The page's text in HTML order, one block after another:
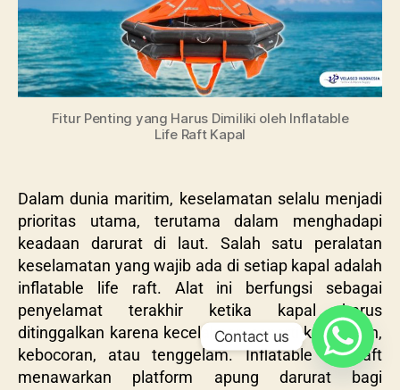
Fitur Penting yang Harus Dimiliki oleh Inflatable
Life Raft Kapal
Dalam dunia maritim, keselamatan selalu menjadi
prioritas utama, terutama dalam menghadapi
keadaan darurat di laut. Salah satu peralatan
keselamatan yang wajib ada di setiap kapal adalah
inflatable life raft. Alat ini berfungsi sebagai
penyelamat terakhir ketika kapal harus
ditinggalkan karena kecelakaan seperti kebakaran,
kebocoran, atau tenggelam. Inflatable life raft
menawarkan platform apung darurat bagi
Contact us